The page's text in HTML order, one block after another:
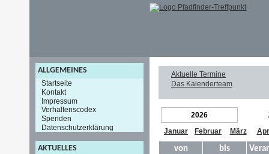
ALLGEMEINES
Startseite
Kontakt
Impressum
Verhaltenscodex
Spenden
Datenschutzerklärung
AKTUELLES
Aktuelle Termine
Das Kalenderteam
2026
Januar
Februar März
von bis